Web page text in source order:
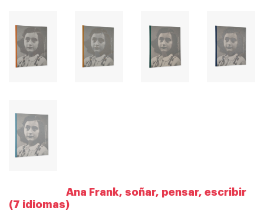
Ana Frank, soñar, pensar, escribir
(7 idiomas)